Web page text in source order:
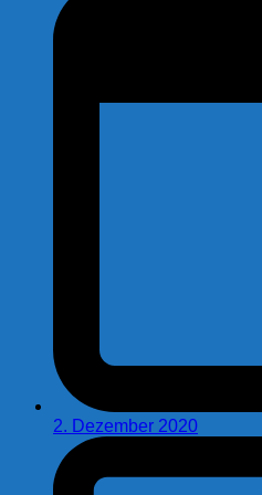
2. Dezember 2020